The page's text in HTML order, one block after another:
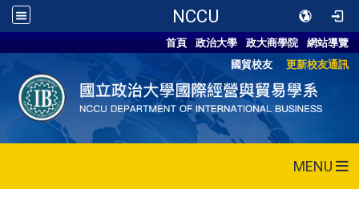
NCCU
首頁 政治大學 政大商學院
網站導覽
國貿校友
更新校友通訊
MENU